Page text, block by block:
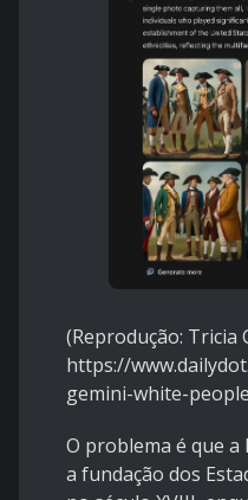
(Reprodução: Tricia
https://
gemini-white-
O problema é que a
a fundação dos